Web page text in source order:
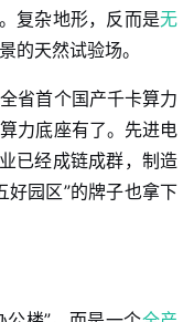
复杂地形，反而是无
的天然试验场。
省首个国产千卡算力
力底座有了。先进电
已经成链成群，制造
好园区”的牌子也拿下